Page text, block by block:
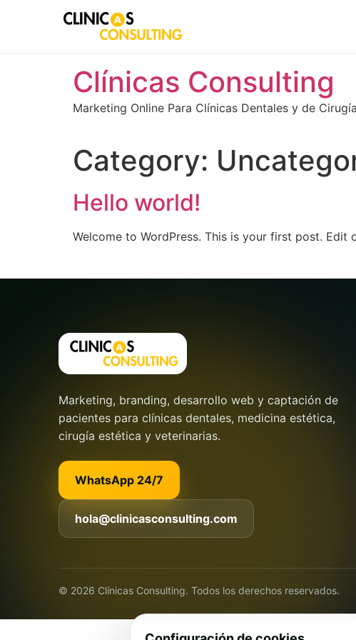
Clínicas Consulting
Marketing Online Para Clínicas Dentales y de
Category:
Hello world!
Welcome to WordPress. This is your first post.
Marketing, branding, desarrollo web y captación de
pacientes para clínicas dentales, medicina estética,
cirugía estética y veterinarias.
WhatsApp 24/7
hola@clinicasconsulting.com
© 2026 Clínicas Consulting. Todos los derechos reservados.